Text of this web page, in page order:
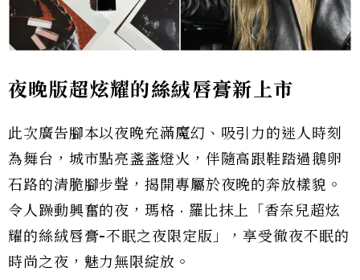
夜晚版超炫耀的絲絨唇膏新上市
此次廣告腳本以夜晚充滿魔幻、吸引力的迷人時刻
為舞台，城市點亮盞盞燈火，伴隨高跟鞋踏過鵝卵
石路的清脆腳步聲，揭開專屬於夜晚的奔放樣貌。
令人躁動興奮的夜，瑪格 · 羅比抹上「香奈兒超炫
耀的絲絨唇膏-不眠之夜限定版」，享受徹夜不眠的
時尚之夜，魅力無限綻放。